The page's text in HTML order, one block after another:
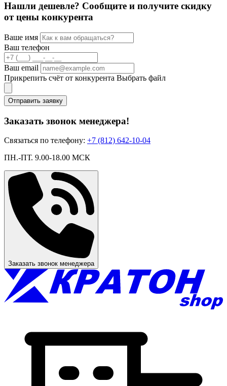
Нашли дешевле? Сообщите и получите скидку
от цены конкурента
Ваше имя
Ваш телефон
Ваш email
Прикрепить счёт от конкурента Выбрать файл
Отправить заявку
Заказать звонок менеджера!
Связаться по телефону: +7 (812) 642-10-04
ПН.-ПТ. 9.00-18.00 МСК
Заказать звонок менеджера